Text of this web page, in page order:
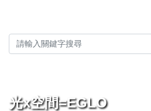
光x空間=EGLO